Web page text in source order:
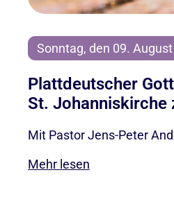
Sonntag, den 09.
Plattdeutscher
St. Johanniskirche
Mit Pastor Jens-Peter
Mehr lesen